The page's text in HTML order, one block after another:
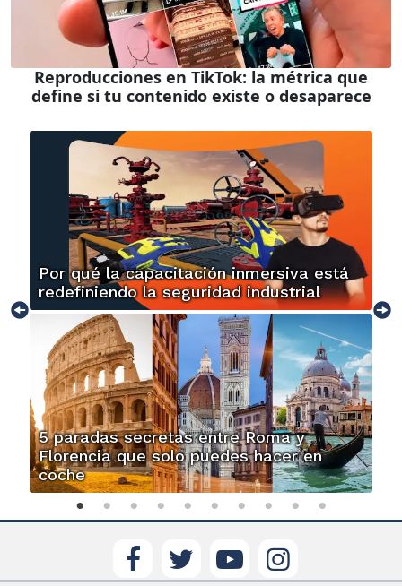
Reproducciones en TikTok: la métrica que
define si tu contenido existe o desaparece
Por qué la capacitación inmersiva está
redefiniendo la seguridad industrial
5 paradas secretas entre Roma y
Florencia que solo puedes hacer en
coche